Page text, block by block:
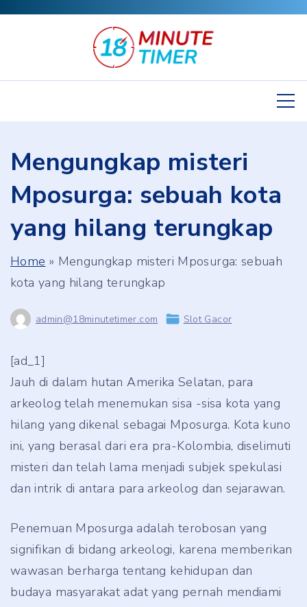
Mengungkap misteri
Mposurga: sebuah kota
yang hilang terungkap
Home » Mengungkap misteri Mposurga: sebuah
kota yang hilang terungkap
admin@18minutetimer.com Slot Gacor
[ad_1]
Jauh di dalam hutan Amerika Selatan, para
arkeolog telah menemukan sisa -sisa kota yang
hilang yang dikenal sebagai Mposurga. Kota kuno
ini, yang berasal dari era pra-Kolombia, diselimuti
misteri dan telah lama menjadi subjek spekulasi
dan intrik di antara para arkeolog dan sejarawan.
Penemuan Mposurga adalah terobosan yang
signifikan di bidang arkeologi, karena memberikan
wawasan berharga tentang kehidupan dan
budaya masyarakat adat yang pernah mendiami